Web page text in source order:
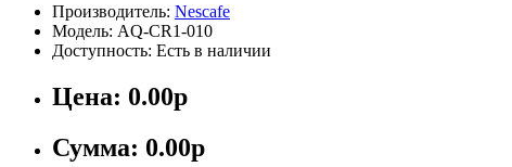
Производитель: Nescafe
Модель: AQ-CR1-010
Доступность: Есть в наличии
Цена: 0.00р
Сумма: 0.00р